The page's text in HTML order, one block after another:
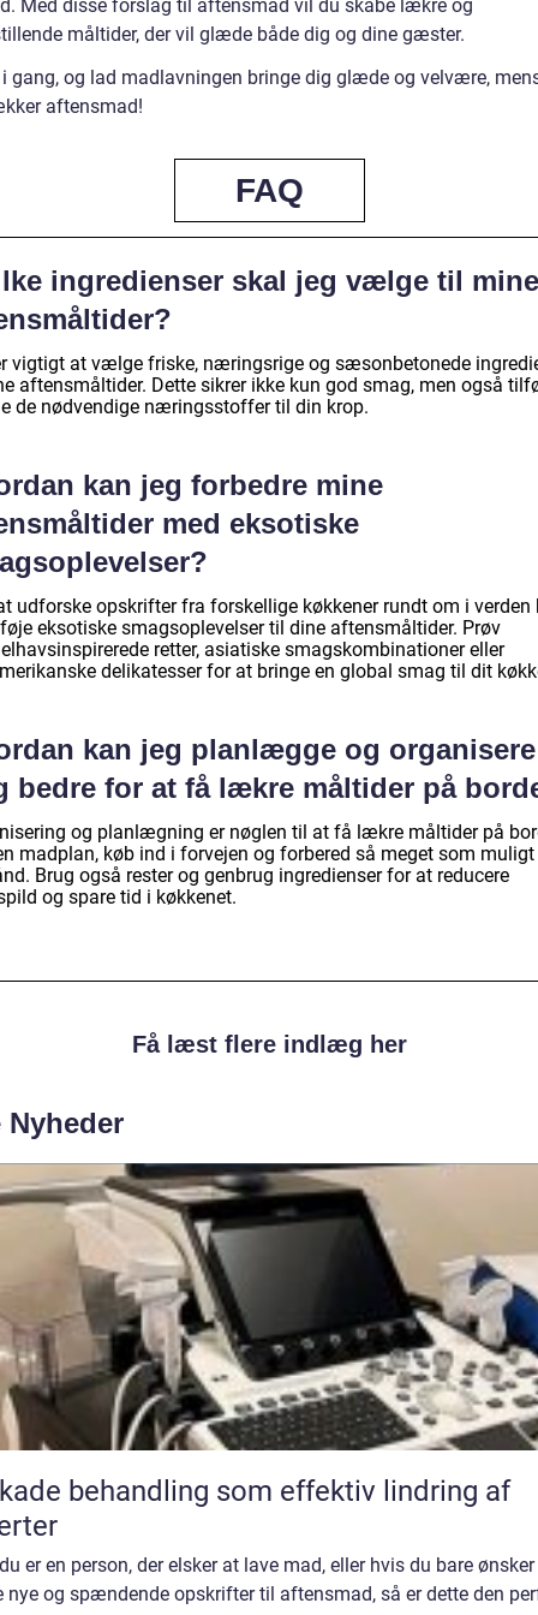
Med disse forslag til aftensmad vil du skabe lækre og
måltider, der vil glæde både dig og dine gæster.
gang, og lad madlavningen bringe dig glæde og velvære,
aftensmad!
FAQ
ingredienser skal jeg vælge til mine
vigtigt at vælge friske, næringsrige og sæsonbetonede
aftensmåltider. Dette sikrer ikke kun god smag, men også
de nødvendige næringsstoffer til din krop.
kan jeg forbedre mine
med eksotiske
udforske opskrifter fra forskellige køkkener rundt om i verden
eksotiske smagsoplevelser til dine aftensmåltider. Prøv
retter, asiatiske smagskombinationer eller
delikatesser for at bringe en global smag til dit
kan jeg planlægge og organisere
bedre for at få lækre måltider på
og planlægning er nøglen til at få lækre måltider på
madplan, køb ind i forvejen og forbered så meget som
Brug også rester og genbrug ingredienser for at reducere
og spare tid i køkkenet.
Få læst flere indlæg her
Nyheder
behandling som effektiv lindring af
er en person, der elsker at lave mad, eller hvis du bare
nye og spændende opskrifter til aftensmad, så er dette den